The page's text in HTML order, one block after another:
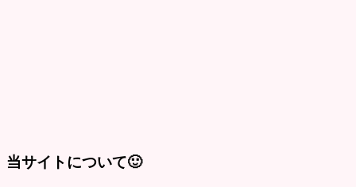
当サイトについて🙂